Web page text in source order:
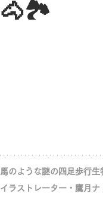
🐴🏞️
馬のような謎の四足歩行
イラストレーター・鷹月ナ